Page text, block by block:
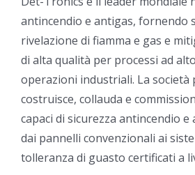
antincendio e antigas, fornendo
rivelazione di fiamma e gas e
di alta qualità per processi ad
operazioni industriali. La società
costruisce, collauda e
capaci di sicurezza antincendio e
dai pannelli convenzionali ai
tolleranza di guasto certificati a